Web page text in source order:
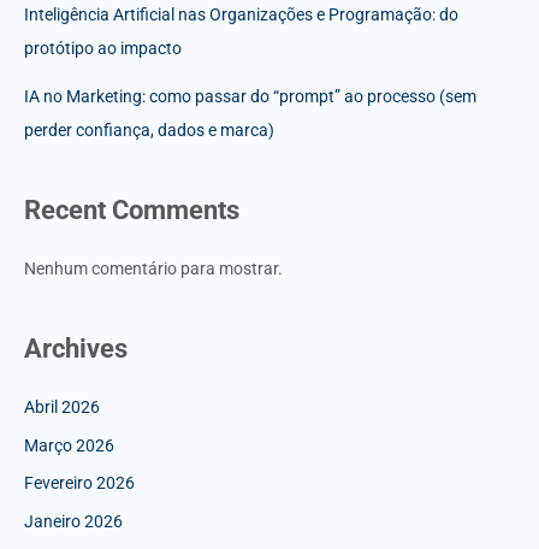
Inteligência Artificial nas Organizações e Programação: do
protótipo ao impacto
IA no Marketing: como passar do “prompt” ao processo (sem
perder confiança, dados e marca)
Recent Comments
Nenhum comentário para mostrar.
Archives
Abril 2026
Março 2026
Fevereiro 2026
Janeiro 2026